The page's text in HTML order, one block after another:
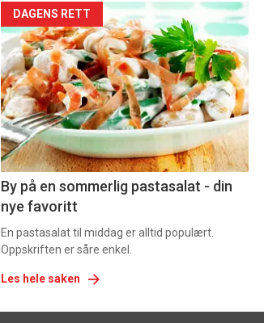
Forsiden
akkurat
nå
-
5
DAGENS RETT
By på en sommerlig pastasalat - din
nye favoritt
En pastasalat til middag er alltid populært.
Oppskriften er såre enkel.
Les hele saken